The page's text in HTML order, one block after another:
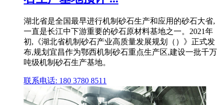
湖北省是全国最早进行机制砂石生产和应用的砂石大省,
一直是长江中下游重要的砂石原材料基地之一。2021年
初,《湖北省机制砂石产业高质量发展规划（）》正式发
布,规划宜昌作为鄂西机制砂石重点生产区,建设一批千万
吨级机制砂石生产基地。
联系电话: 180 3780 8511